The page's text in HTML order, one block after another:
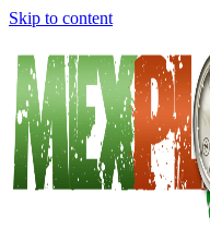
Skip to content